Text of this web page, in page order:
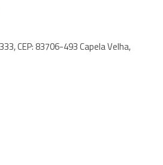
CEP: 83706-493 Capela Velha,